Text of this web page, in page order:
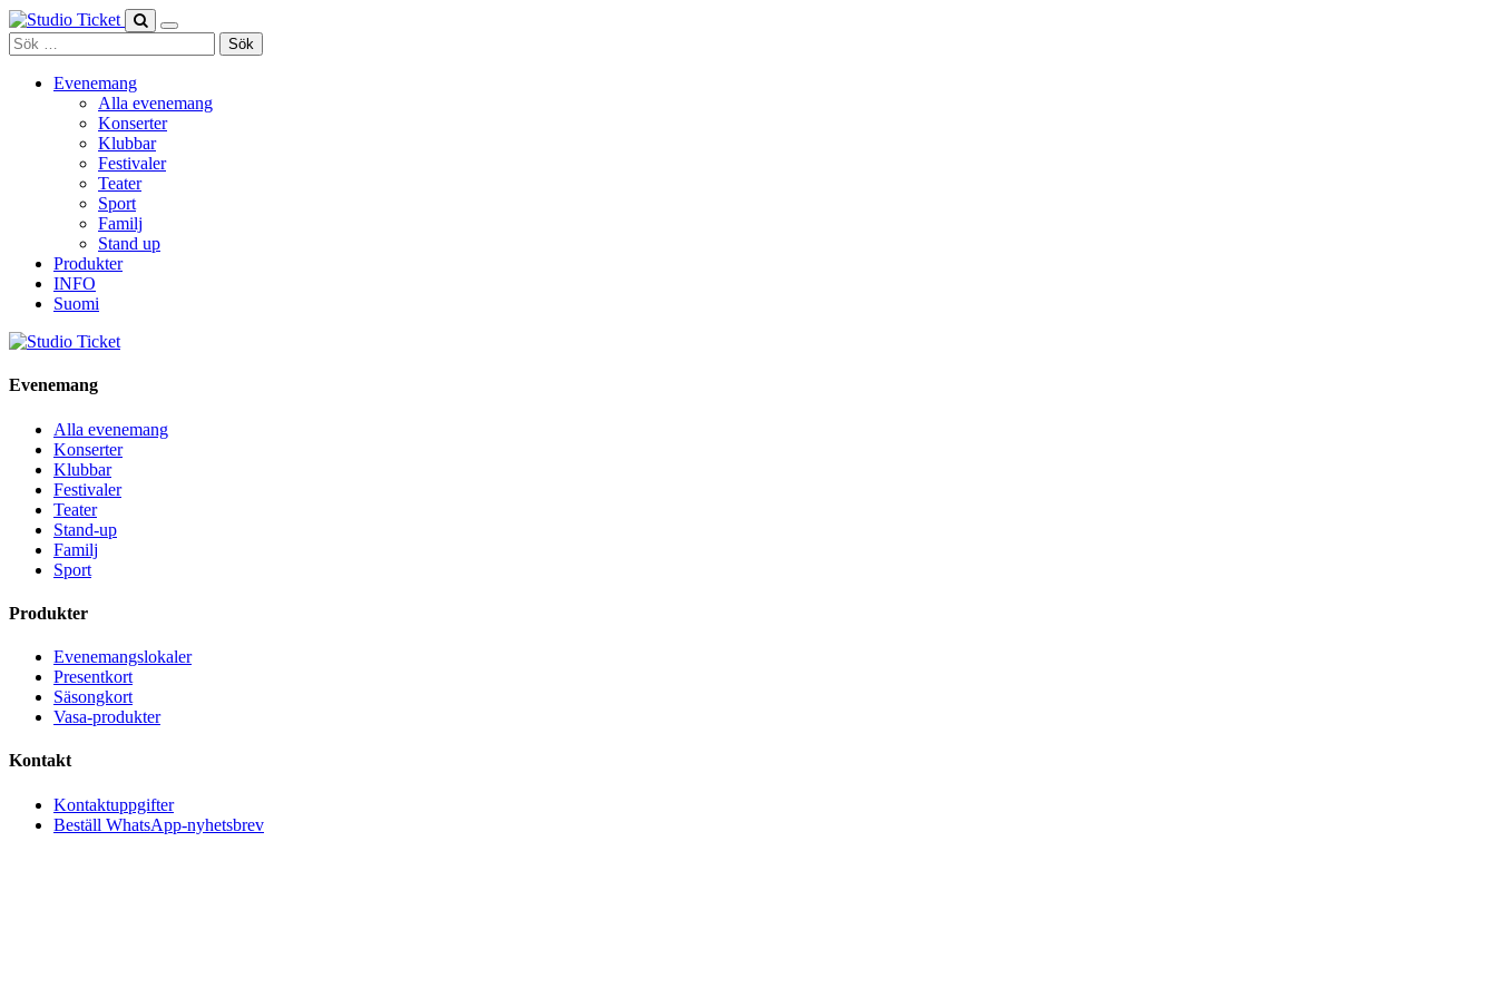
Skip
to
content
Sök
efter:
Evenemang
Alla evenemang
Konserter
Klubbar
Festivaler
Teater
Sport
Familj
Stand up
Produkter
INFO
Suomi
Evenemang
Alla evenemang
Konserter
Klubbar
Festivaler
Teater
Stand-up
Familj
Sport
Produkter
Evenemangslokaler
Presentkort
Säsongkort
Vasa-produkter
Kontakt
Kontaktuppgifter
Beställ WhatsApp-nyhetsbrev